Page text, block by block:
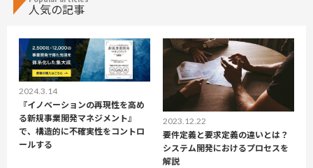
人気の記事
2024.3.14
『イノベーションの再現性を高め
る新規事業開発マネジメント』
で、構造的に不確実性をコントロ
ールする
2023.12.22
要件定義と要求定義の違いとは？
システム開発におけるプロセスを
解説